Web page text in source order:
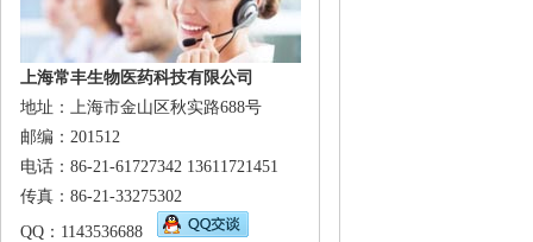
上海常丰生物医药科技有限公司
地址：上海市金山区秋实路688号
邮编：201512
电话：86-21-61727342 13611721451
传真：86-21-33275302
QQ：1143536688